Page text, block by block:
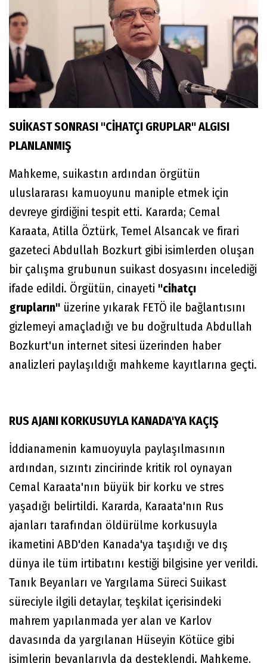
SUİKAST SONRASI "CİHATÇI GRUPLAR" ALGISI
PLANLANMIŞ
Mahkeme, suikastın ardından örgütün
uluslararası kamuoyunu maniple etmek için
devreye girdiğini tespit etti. Kararda; Cemal
Karaata, Atilla Öztürk, Temel Alsancak ve firari
gazeteci Abdullah Bozkurt gibi isimlerden oluşan
bir çalışma grubunun suikast dosyasını incelediği
ifade edildi. Örgütün, cinayeti "cihatçı
grupların" üzerine yıkarak FETÖ ile bağlantısını
gizlemeyi amaçladığı ve bu doğrultuda Abdullah
Bozkurt'un internet sitesi üzerinden haber
analizleri paylaşıldığı mahkeme kayıtlarına geçti.
RUS AJANI KORKUSUYLA KANADA'YA KAÇIŞ
İddianamenin kamuoyuyla paylaşılmasının
ardından, sızıntı zincirinde kritik rol oynayan
Cemal Karaata'nın büyük bir korku ve stres
yaşadığı belirtildi. Kararda, Karaata'nın Rus
ajanları tarafından öldürülme korkusuyla
ikametini ABD'den Kanada'ya taşıdığı ve dış
dünya ile tüm irtibatını kestiği bilgisine yer verildi.
Tanık Beyanları ve Yargılama Süreci Suikast
süreciyle ilgili detaylar, teşkilat içerisindeki
mahrem yapılanmada yer alan ve Karlov
davasında da yargılanan Hüseyin Kötüce gibi
isimlerin beyanlarıyla da desteklendi. Mahkeme,